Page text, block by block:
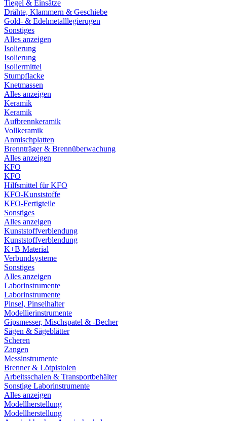
Tiegel & Einsätze
Drähte, Klammern & Geschiebe
Gold- & Edelmetalllegierugen
Sonstiges
Alles anzeigen
Isolierung
Isolierung
Isoliermittel
Stumpflacke
Knetmassen
Alles anzeigen
Keramik
Keramik
Aufbrennkeramik
Vollkeramik
Anmischplatten
Brennträger & Brennüberwachung
Alles anzeigen
KFO
KFO
Hilfsmittel für KFO
KFO-Kunststoffe
KFO-Fertigteile
Sonstiges
Alles anzeigen
Kunststoffverblendung
Kunststoffverblendung
K+B Material
Verbundsysteme
Sonstiges
Alles anzeigen
Laborinstrumente
Laborinstrumente
Pinsel, Pinselhalter
Modellierinstrumente
Gipsmesser, Mischspatel & -Becher
Sägen & Sägeblätter
Scheren
Zangen
Messinstrumente
Brenner & Lötpistolen
Arbeitsschalen & Transportbehälter
Sonstige Laborinstrumente
Alles anzeigen
Modellherstellung
Modellherstellung